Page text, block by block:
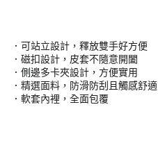
．可站立設計，釋放雙手好方便
．磁扣設計，皮套不隨意開闔
．側邊多卡夾設計，方便實用
．精選面料，防滑防刮且觸感舒適
．軟套內裡，全面包覆